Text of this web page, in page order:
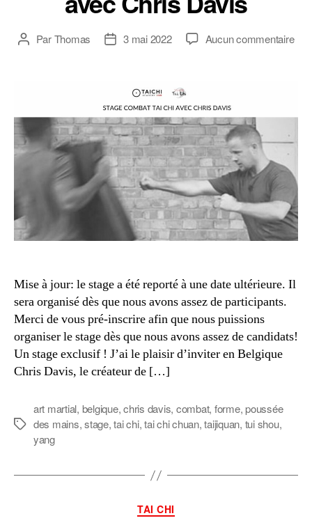
Auteur
ParThomas
Date3 mai 2022 Aucun commentairesur
Mise à jour: le stage a été reporté à une date ultérieure. Il
sera organisé dès que nous avons assez de participants.
Merci de vous pré-inscrire afin que nous puissions
organiser le stage dès que nous avons assez de candidats!
Un stage exclusif ! J’ai le plaisir d’inviter en Belgique
Chris Davis, le créateur de […]
Étiquettes
art martial, belgique,chris davis, combat, forme,poussée
des mains,stage,tai chi,tai chi chuan,taijiquan, tui shou,
yang
Catégories
TAI CHI